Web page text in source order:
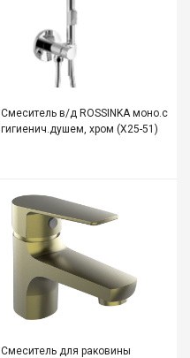
Смеситель в/д ROSSINKA моно.с
гигиенич.душем, хром (X25-51)
Смеситель для раковины